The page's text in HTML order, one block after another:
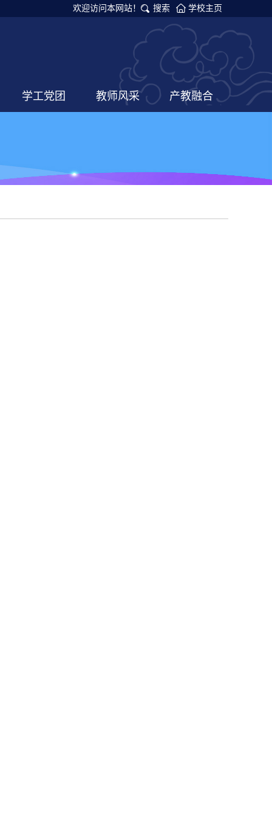
欢迎访问本网站！ 搜索 学校主页
学工党团 教师风采 产教融合